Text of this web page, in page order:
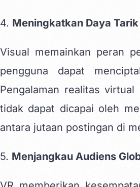
4. Meningkatkan Daya
Visual memainkan peran
pengguna dapat
Pengalaman realitas
tidak dapat dicapai oleh
antara jutaan postingan di
5. Menjangkau Audiens